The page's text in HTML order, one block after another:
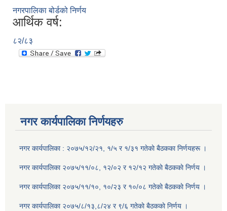
नगरपालिका बोर्डको निर्णय
आर्थिक वर्ष:
८२/८३
नगर कार्यपालिका निर्णयहरु
नगर कार्यपालिका : २०७५/१२/२१, १/५ र १/३१ गतेकाे बैठकका निर्णयहरू ।
नगर कार्यपालिका २०७५/११/०८, १२/०२ र १२/१२ गतेकाे बैठककाे निर्णय ।
नगर कार्यपालिका २०७५/११/१०, १०/२३ र १०/०८ गतेकाे बैठककाे निर्णय ।
नगर कार्यपालिका २०७५/८/१३,८/२४ र ९/६ गतेकाे बैठककाे निर्णय ।